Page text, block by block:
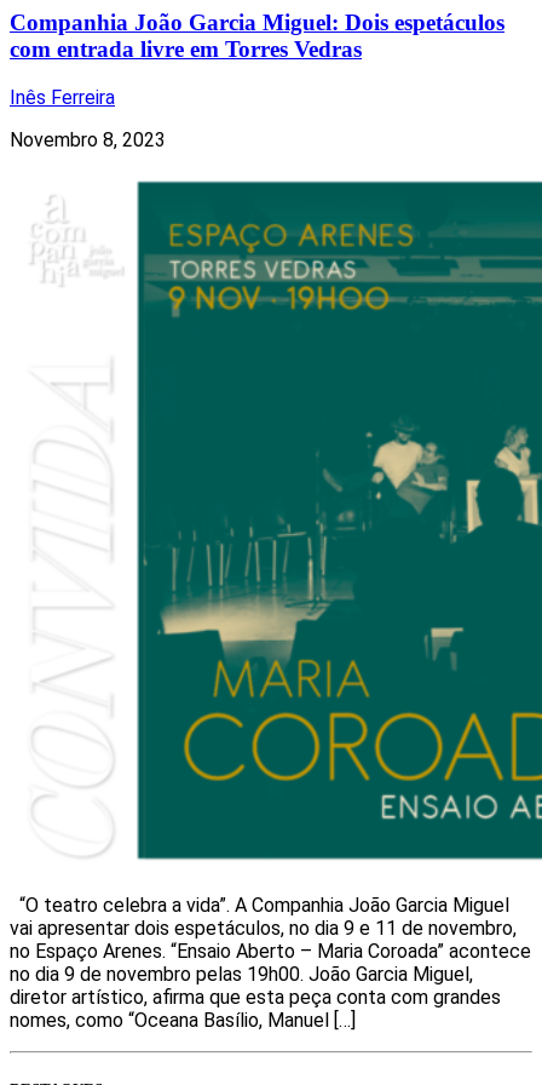
Companhia João Garcia Miguel: Dois espetáculos
com entrada livre em Torres Vedras
Inês Ferreira
Novembro 8, 2023
“O teatro celebra a vida”. A Companhia João Garcia Miguel
vai apresentar dois espetáculos, no dia 9 e 11 de novembro,
no Espaço Arenes. “Ensaio Aberto – Maria Coroada” acontece
no dia 9 de novembro pelas 19h00. João Garcia Miguel,
diretor artístico, afirma que esta peça conta com grandes
nomes, como “Oceana Basílio, Manuel […]